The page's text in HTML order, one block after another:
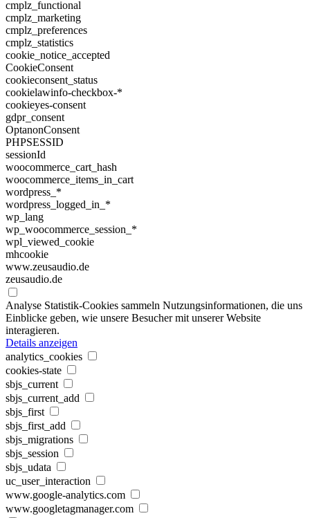
cmplz_functional
cmplz_marketing
cmplz_preferences
cmplz_statistics
cookie_notice_accepted
CookieConsent
cookieconsent_status
cookielawinfo-checkbox-*
cookieyes-consent
gdpr_consent
OptanonConsent
PHPSESSID
sessionId
woocommerce_cart_hash
woocommerce_items_in_cart
wordpress_*
wordpress_logged_in_*
wp_lang
wp_woocommerce_session_*
wpl_viewed_cookie
mhcookie
www.zeusaudio.de
zeusaudio.de
Analyse Statistik-Cookies sammeln Nutzungsinformationen, die uns
Einblicke geben, wie unsere Besucher mit unserer Website
interagieren.
Details anzeigen
analytics_cookies
cookies-state
sbjs_current
sbjs_current_add
sbjs_first
sbjs_first_add
sbjs_migrations
sbjs_session
sbjs_udata
uc_user_interaction
www.google-analytics.com
www.googletagmanager.com